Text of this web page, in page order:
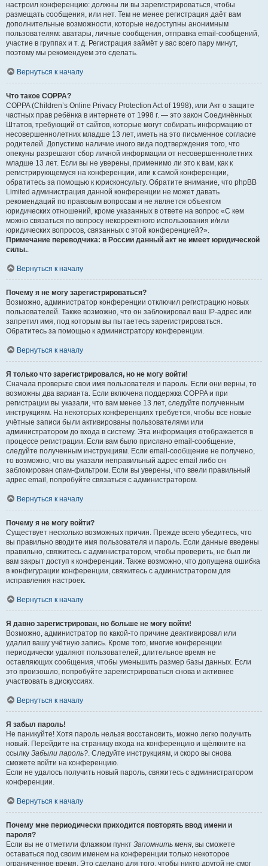
настроил конференцию: должны ли вы зарегистрироваться, чтобы
размещать сообщения, или нет. Тем не менее регистрация даёт вам
дополнительные возможности, которые недоступны анонимным
пользователям: аватары, личные сообщения, отправка email-сообщений,
участие в группах и т. д. Регистрация займёт у вас всего пару минут,
поэтому мы рекомендуем это сделать.
Вернуться к началу
Что такое COPPA?
COPPA (Children’s Online Privacy Protection Act of 1998), или Акт о защите
частных прав ребёнка в интернете от 1998 г. — это закон Соединённых
Штатов, требующий от сайтов, которые могут собирать информацию от
несовершеннолетних младше 13 лет, иметь на это письменное согласие
родителей. Допустимо наличие иного вида подтверждения того, что
опекуны разрешают сбор личной информации от несовершеннолетних
младше 13 лет. Если вы не уверены, применимо ли это к вам, как к
регистрирующемуся на конференции, или к самой конференции,
обратитесь за помощью к юрисконсульту. Обратите внимание, что phpBB
Limited администрация данной конференции не может давать
рекомендаций по правовым вопросам и не является объектом
юридических отношений, кроме указанных в ответе на вопрос «С кем
можно связаться по вопросу некорректного использования и/или
юридических вопросов, связанных с этой конференцией?».
Примечание переводчика: в России данный акт не имеет юридической
силы..
Вернуться к началу
Почему я не могу зарегистрироваться?
Возможно, администратор конференции отключил регистрацию новых
пользователей. Также возможно, что он заблокировал ваш IP-адрес или
запретил имя, под которым вы пытаетесь зарегистрироваться.
Обратитесь за помощью к администратору конференции.
Вернуться к началу
Я только что зарегистрировался, но не могу войти!
Сначала проверьте свои имя пользователя и пароль. Если они верны, то
возможны два варианта. Если включена поддержка COPPA и при
регистрации вы указали, что вам менее 13 лет, следуйте полученным
инструкциям. На некоторых конференциях требуется, чтобы все новые
учётные записи были активированы пользователями или
администратором до входа в систему. Эта информация отображается в
процессе регистрации. Если вам было прислано email-сообщение,
следуйте полученным инструкциям. Если email-сообщение не получено,
то возможно, что вы указали неправильный адрес email либо он
заблокирован спам-фильтром. Если вы уверены, что ввели правильный
адрес email, попробуйте связаться с администратором.
Вернуться к началу
Почему я не могу войти?
Существует несколько возможных причин. Прежде всего убедитесь, что
вы правильно вводите имя пользователя и пароль. Если данные введены
правильно, свяжитесь с администратором, чтобы проверить, не был ли
вам закрыт доступ к конференции. Также возможно, что допущена ошибка
в конфигурации конференции, свяжитесь с администратором для
исправления настроек.
Вернуться к началу
Я давно зарегистрирован, но больше не могу войти!
Возможно, администратор по какой-то причине деактивировал или
удалил вашу учётную запись. Кроме того, многие конференции
периодически удаляют пользователей, длительное время не
оставляющих сообщения, чтобы уменьшить размер базы данных. Если
это произошло, попробуйте зарегистрироваться снова и активнее
участвовать в дискуссиях.
Вернуться к началу
Я забыл пароль!
Не паникуйте! Хотя пароль нельзя восстановить, можно легко получить
новый. Перейдите на страницу входа на конференцию и щёлкните на
ссылку Забыли пароль?. Следуйте инструкциям, и скоро вы снова
сможете войти на конференцию.
Если не удалось получить новый пароль, свяжитесь с администратором
конференции.
Вернуться к началу
Почему мне периодически приходится повторять ввод имени и
пароля?
Если вы не отметили флажком пункт Запомнить меня, вы сможете
оставаться под своим именем на конференции только некоторое
ограниченное время. Это сделано для того, чтобы никто другой не смог